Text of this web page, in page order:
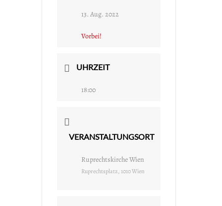
13. Aug. 2022
Vorbei!
UHRZEIT
18:00
VERANSTALTUNGSORT
Ruprechtskirche Wien
Ruprechtsplatz, 1010 Wien